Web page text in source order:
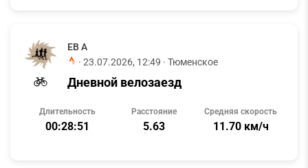
ЕВ А
· 23.07.2026, 12:49 · Тюменское
Дневной велозаезд
Длительность
00:28:51
Расстояние
5.63
Средняя скорость
11.70 км/ч